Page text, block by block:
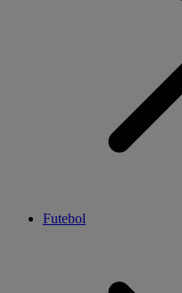
Futebol